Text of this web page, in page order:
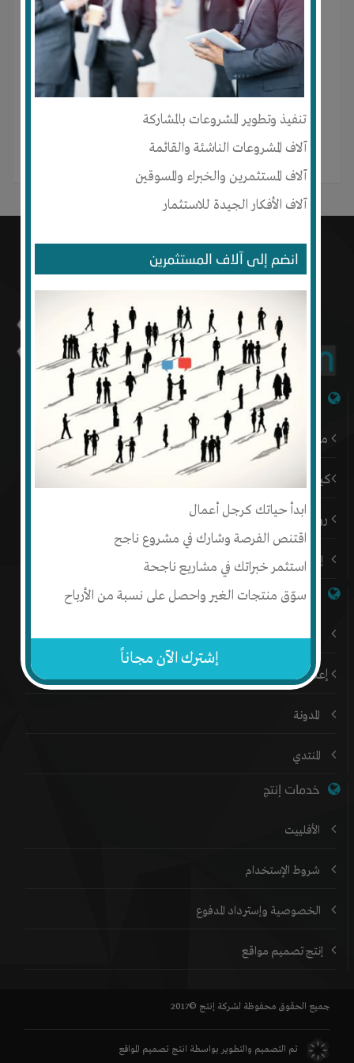
تنفيذ وتطوير المشروعات بالمشاركة
آلاف المشروعات الناشئة والقائمة
آلاف المستثمرين والخبراء والمسوقين
آلاف الأفكار الجيدة للاستثمار
انضم إلى آلاف المستثمرين
ابدأ حياتك كرجل أعمال
اقتنص الفرصة وشارك في مشروع ناجح
استثمر خبراتك في مشاريع ناجحة
سوّق منتجات الغير واحصل على نسبة من الأرباح
إشترك الآن مجاناً
Mohamed Samra لم ينشر أي منشور بعد.
شبكة إنتج
من نحن
كيف أبدأ
رؤيتنا
إتصل بنا
روابط هامة
باقات إنتج المميزة
إعلن على إنتج
المدونة
المنتدي
خدمات إنتج
الأفلييت
شروط الإستخدام
الخصوصية وإسترداد المدفوع
إنتج تصميم مواقع
جميع الحقوق محفوظة لشركة إنتج ©2017
تم التصميم والتطوير بواسطة انتج تصميم المواقع